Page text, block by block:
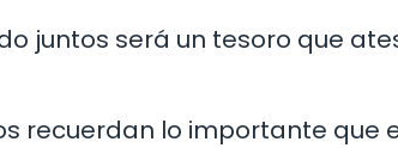
juntos será un tesoro que
recuerdan lo importante